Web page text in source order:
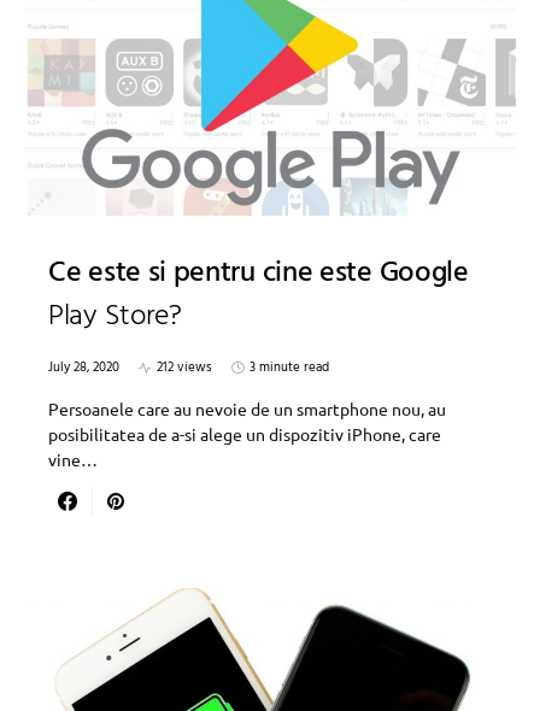
Ce este si pentru cine este Google
Play Store?
July 28, 2020 212 views
3 minute read
Persoanele care au nevoie de un smartphone nou, au
posibilitatea de a-si alege un dispozitiv iPhone, care
vine…